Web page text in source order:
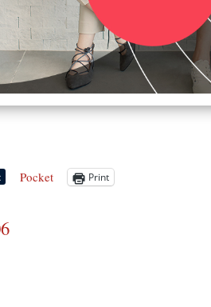
Pocket Print